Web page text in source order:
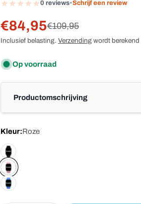
0 reviews•Schrijf een review
Verkoopprijs
€84,95
Reguliere
prijs
€109,95
Inclusief belasting. Verzendingwordt berekend
Op voorraad
Productomschrijving
Kleur:Roze